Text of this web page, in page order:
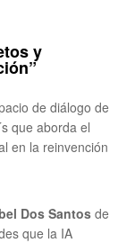
y
de diálogo de
que aborda el
en la reinvención
Dos Santosde
que la IA